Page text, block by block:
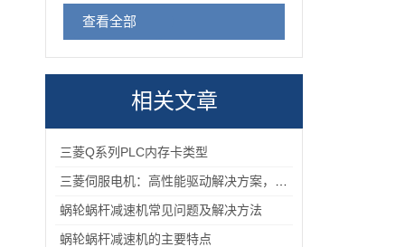
查看全部
相关文章
三菱Q系列PLC内存卡类型
蜗轮蜗杆减速机常见问题及解决方法
蜗轮蜗杆减速机的主要特点